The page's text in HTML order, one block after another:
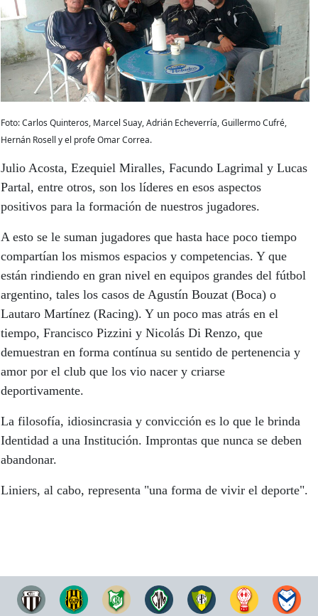
Foto: Carlos Quinteros, Marcel Suay, Adrián Echeverría, Guillermo Cufré,
Hernán Rosell y el profe Omar Correa.
Julio Acosta, Ezequiel Miralles, Facundo Lagrimal y Lucas
Partal, entre otros, son los líderes en esos aspectos
positivos para la formación de nuestros jugadores.
A esto se le suman jugadores que hasta hace poco tiempo
compartían los mismos espacios y competencias. Y que
están rindiendo en gran nivel en equipos grandes del fútbol
argentino, tales los casos de Agustín Bouzat (Boca) o
Lautaro Martínez (Racing). Y un poco mas atrás en el
tiempo, Francisco Pizzini y Nicolás Di Renzo, que
demuestran en forma contínua su sentido de pertenencia y
amor por el club que los vio nacer y criarse
deportivamente.
La filosofía, idiosincrasia y convicción es lo que le brinda
Identidad a una Institución. Improntas que nunca se deben
abandonar.
Liniers, al cabo, representa "una forma de vivir el deporte".